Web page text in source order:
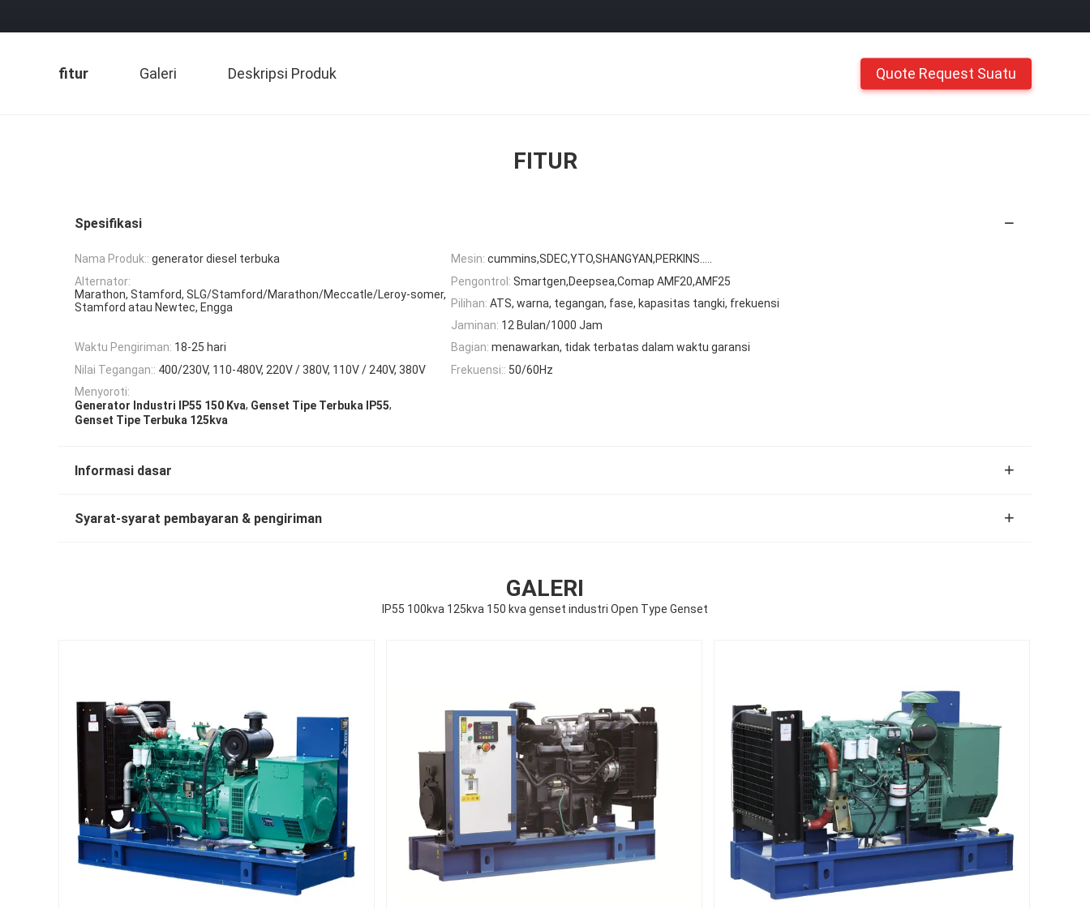
fitur Galeri Deskripsi Produk Quote Request Suatu
FITUR
Spesifikasi
Nama Produk:: generator diesel terbuka Mesin: cummins,SDEC,YTO,SHANGYAN,PERKINS.....
Alternator:
Marathon, Stamford, SLG/Stamford/Marathon/Meccatle/Leroy-somer,
Stamford atau Newtec, Engga
Pengontrol: Smartgen,Deepsea,Comap AMF20,AMF25
Pilihan: ATS, warna, tegangan, fase, kapasitas tangki, frekuensi
Jaminan: 12 Bulan/1000 Jam
Waktu Pengiriman: 18-25 hari Bagian: menawarkan, tidak terbatas dalam waktu garansi
Nilai Tegangan:: 400/230V, 110-480V, 220V / 380V, 110V / 240V, 380V Frekuensi:: 50/60Hz
Menyoroti:
Generator Industri IP55 150 Kva, Genset Tipe Terbuka IP55,
Genset Tipe Terbuka 125kva
Informasi dasar
Syarat-syarat pembayaran & pengiriman
GALERI
IP55 100kva 125kva 150 kva genset industri Open Type Genset